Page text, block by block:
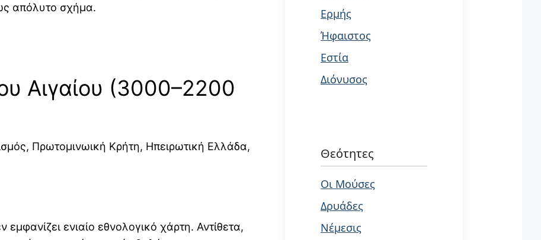
απόλυτο σχήμα.
Αιγαίου (3000–2200
Πρωτομινωική Κρήτη, Ηπειρωτική Ελλάδα,
ενιαίο εθνολογικό χάρτη. Αντίθετα,
Ερμής
Ήφαιστος
Εστία
Διόνυσος
Θεότητες
Οι Μούσες
Δρυάδες
Νέμεσις